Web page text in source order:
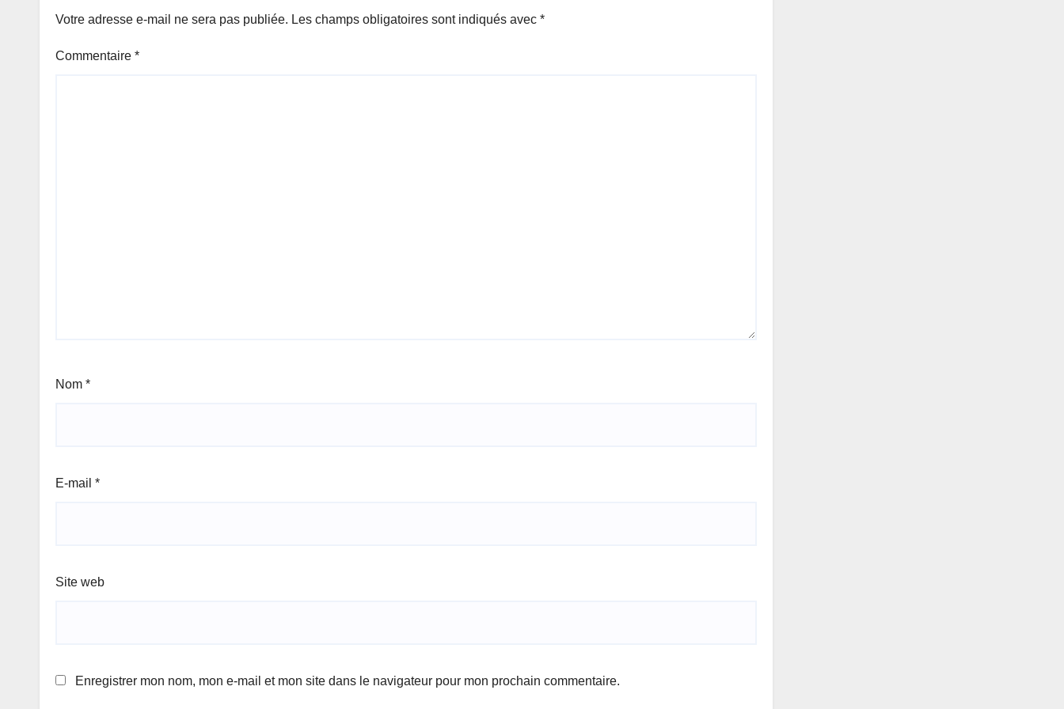
Votre adresse e-mail ne sera pas publiée. Les champs obligatoires sont indiqués avec *
Commentaire *
Nom *
E-mail *
Site web
Enregistrer mon nom, mon e-mail et mon site dans le navigateur pour mon prochain commentaire.